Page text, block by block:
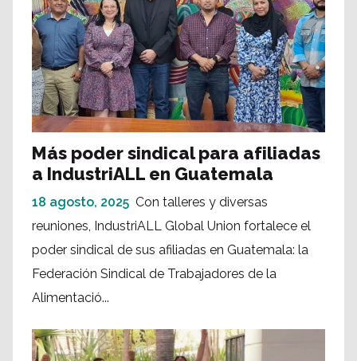
Más poder sindical para afiliadas
a IndustriALL en Guatemala
18 agosto, 2025 Con talleres y diversas
reuniones, IndustriALL Global Union fortalece el
poder sindical de sus afiliadas en Guatemala: la
Federación Sindical de Trabajadores de la
Alimentació...